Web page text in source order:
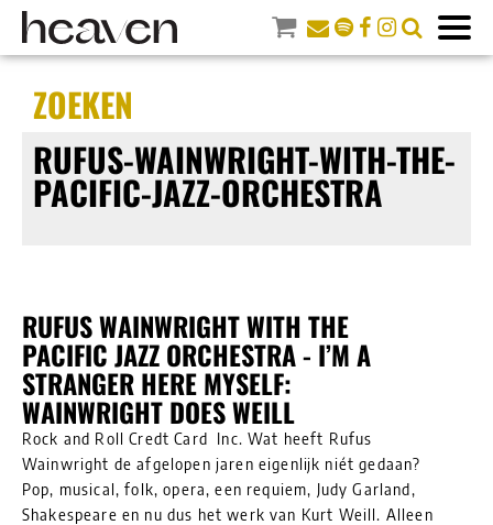
ZOEKEN
RUFUS-WAINWRIGHT-WITH-THE-
PACIFIC-JAZZ-ORCHESTRA
RUFUS WAINWRIGHT WITH THE
PACIFIC JAZZ ORCHESTRA - I’M A
STRANGER HERE MYSELF:
WAINWRIGHT DOES WEILL
Rock and Roll Credt Card Inc. Wat heeft Rufus
Wainwright de afgelopen jaren eigenlijk niét gedaan?
Pop, musical, folk, opera, een requiem, Judy Garland,
Shakespeare en nu dus het werk van Kurt Weill. Alleen